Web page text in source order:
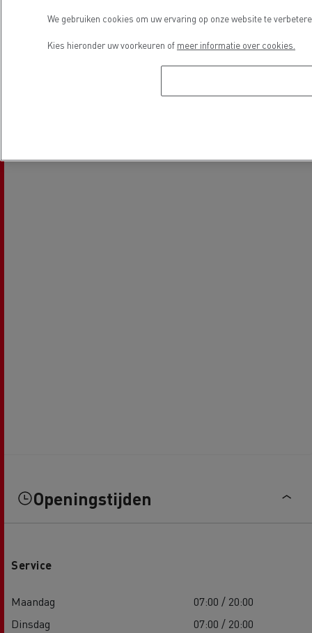
Electrische voertuigen
Openingstijden
Service
Maandag
07:00 / 20:00
Dinsdag
07:00 / 20:00
We gebruiken cookies om uw ervaring op onze website te
Kies hieronder uw voorkeuren of meer informatie over cookies.